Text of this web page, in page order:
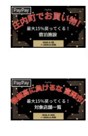
PayPay
PayPay